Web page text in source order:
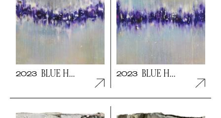
2023 BLUE H... 2023 BLUE H...